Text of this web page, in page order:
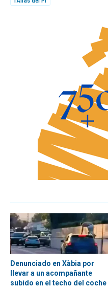
Denunciado en Xàbia por
llevar a un acompañante
subido en el techo del coche